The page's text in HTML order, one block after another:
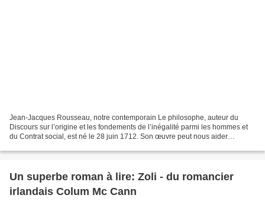
Jean-Jacques Rousseau, notre contemporain Le philosophe, auteur du
Discours sur l’origine et les fondements de l’inégalité parmi les hommes et
du Contrat social, est né le 28 juin 1712. Son œuvre peut nous aider
Un superbe roman à lire: Zoli - du romancier
irlandais Colum Mc Cann